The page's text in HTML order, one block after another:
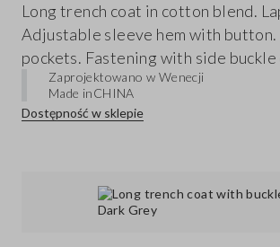
Long trench coat in cotton blend.
Adjustable sleeve hem with
pockets. Fastening with side buckle
Zaprojektowano w Wenecji
Made inCHINA
Dostępność w sklepie